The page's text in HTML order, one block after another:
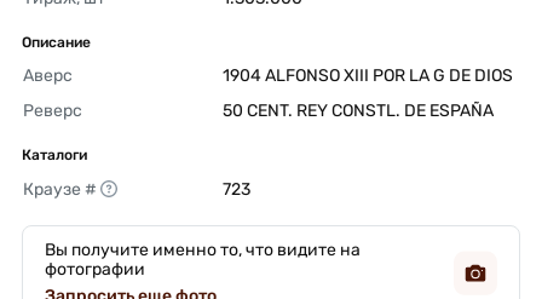
Описание
Аверс
1904 ALFONSO XIII POR LA G DE DIOS
Реверс
50 CENT. REY CONSTL. DE ESPAÑA
Каталоги
Краузе # 723
Вы получите именно то, что видите на
фотографии